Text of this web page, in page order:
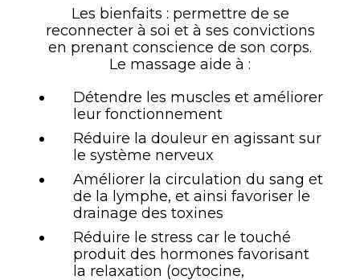
Les bienfaits : permettre de se
reconnecter à soi et à ses convictions
en prenant conscience de son corps.
Le massage aide à :
Détendre les muscles et améliorer
leur fonctionnement
Réduire la douleur en agissant sur
le système nerveux
Améliorer la circulation du sang et
de la lymphe, et ainsi favoriser le
drainage des toxines
Réduire le stress car le touché
produit des hormones favorisant
la relaxation (ocytocine,